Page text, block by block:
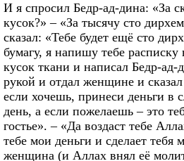
И я спросил Бедр-ад-дина: «За
кусок?» – «За тысячу сто
сказал: «Тебе будет ещё сто
бумагу, я напишу тебе
кусок ткани и написал Бедр-ад-
рукой и отдал женщине и
если хочешь, принеси деньги
день, а если пожелаешь – это
гостье». – «Да воздаст тебе
тебе мои деньги и сделает
женщина (и Аллах внял её